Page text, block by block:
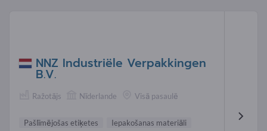
NNZ Industriële Verpakkingen
B.V.
Ražotājs Nīderlande Visā pasaulē
Pašlīmējošas etiķetes
Iepakošanas materiāli